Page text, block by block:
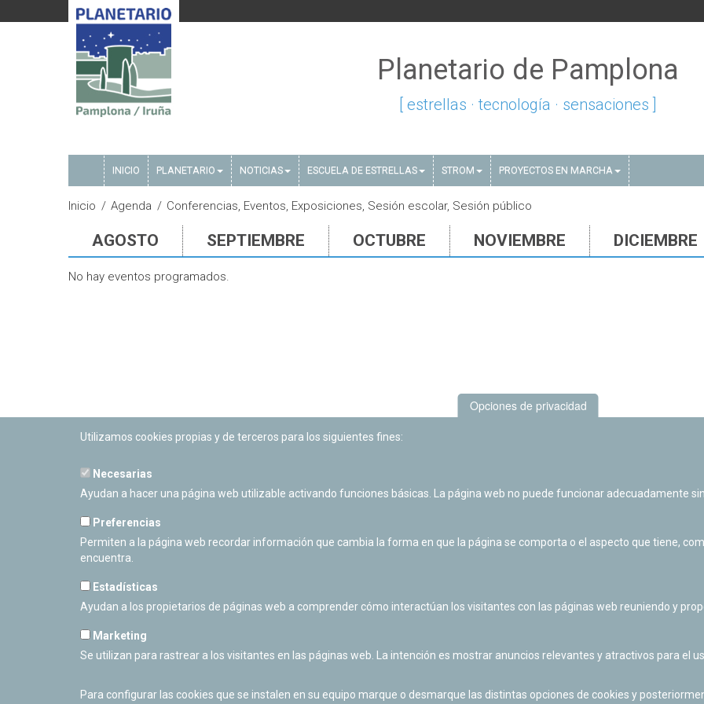
Planetario de Pamplona
[ estrellas · tecnología · sensaciones ]
INICIO PLANETARIO NOTICIAS ESCUELA DE ESTRELLAS STROM PROYECTOS EN MARCHA
Inicio Agenda Conferencias, Eventos, Exposiciones, Sesión escolar, Sesión público
AGOSTO SEPTIEMBRE OCTUBRE NOVIEMBRE DICIEMBRE
No hay eventos programados.
PLANETARIO DE PAMPLONA
Calle Sancho RamÃ­rez, s/n
Cerrado Temporalmente
Opciones de privacidad
Utilizamos cookies propias y de terceros para los siguientes fines:
Necesarias
Ayudan a hacer una página web utilizable activando funciones básicas. La página web no puede funcionar adecuadamente
Preferencias
Permiten a la página web recordar información que cambia la forma en que la página se comporta o el aspecto que tiene,
encuentra.
Estadísticas
Ayudan a los propietarios de páginas web a comprender cómo interactúan los visitantes con las páginas web reuniendo y
Marketing
Se utilizan para rastrear a los visitantes en las páginas web. La intención es mostrar anuncios relevantes y atractivos para el
Para configurar las cookies que se instalen en su equipo marque o desmarque las distintas opciones de cookies y